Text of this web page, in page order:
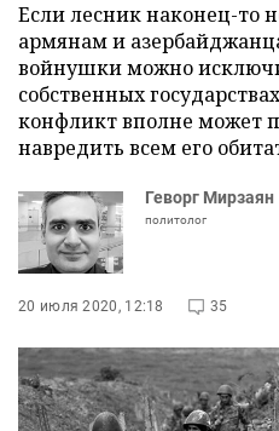
Если лесник наконец-то
армянам и
войнушки можно
собственных
конфликт вполне может
навредить всем его
Геворг Мирзаян
политолог
20 июля 2020, 12:18 35